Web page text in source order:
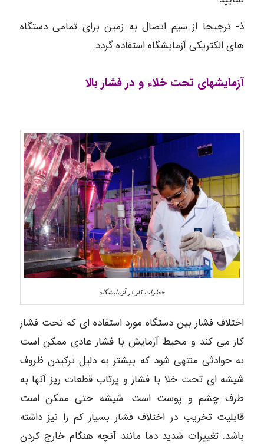
ذ- ترجیحا از سیم اتصال به زمین برای تمامی دستگاه
های الکتریکی آزمایشگاه استفاده گردد.
آزمایشهای تحت خلاء و در فشار بالا
خطرات کار در آزمایشگاه
اختلاف فشار بین دستگاه مورد استفاده ای که تحت فشار
کار می کند و محیط آزمایش با فشار عادی ممکن است
به حوادثی منتهی شود که بیشتر به دلیل ترکیدن ظروف
شیشه ای تحت خلا با فشار و پرتاب قطعات ریز آنها به
طرف چشم و پوست است. شیشه حتی ممکن است
قابلیت تخریب در اختلاف فشار بسیار کم را نیز داشته
باشد. تغییرات شدید دما مانند آنچه هنگام خارج کردن